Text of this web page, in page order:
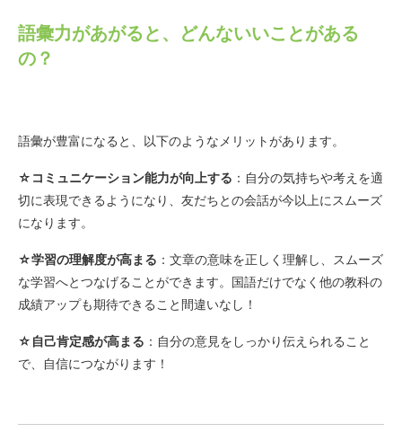
語彙力があがると、どんないいことがある
の？
語彙が豊富になると、以下のようなメリットがあります。
☆コミュニケーション能力が向上する ：自分の気持ちや考えを適
切に表現できるようになり、友だちとの会話が今以上にスムーズ
になります。
☆学習の理解度が高まる ：文章の意味を正しく理解し、スムーズ
な学習へとつなげることができます。国語だけでなく他の教科の
成績アップも期待できること間違いなし！
☆自己肯定感が高まる ：自分の意見をしっかり伝えられること
で、自信につながります！